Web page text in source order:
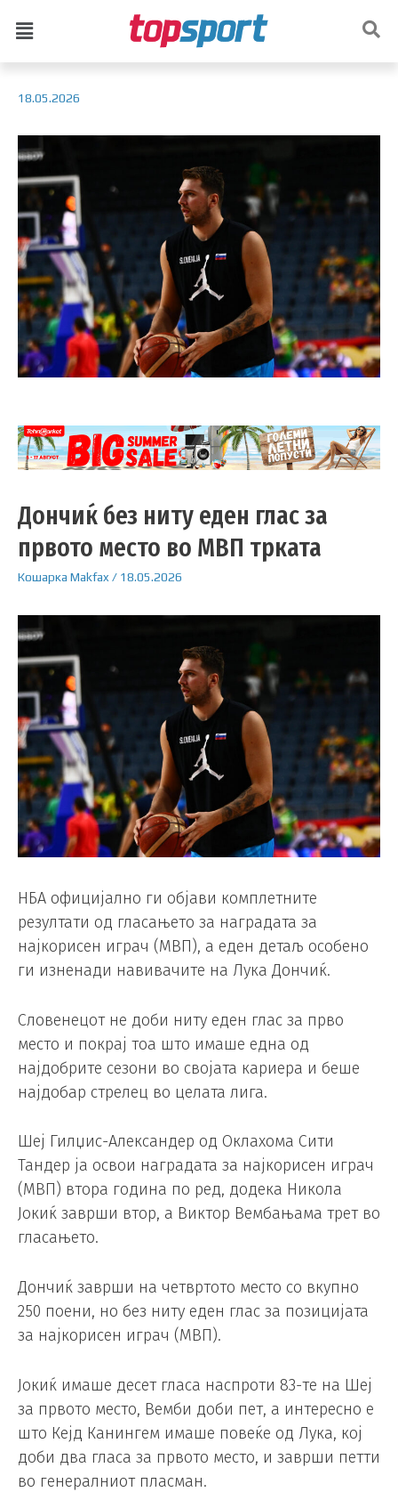
18.05.2026
Дончиќ без ниту еден глас за
првото место во МВП трката
Кошарка Makfax / 18.05.2026
НБА официјално ги објави комплетните
резултати од гласањето за наградата за
најкорисен играч (MВП), а еден детаљ особено
ги изненади навивачите на Лука Дончиќ.
Словенецот не доби ниту еден глас за прво
место и покрај тоа што имаше една од
најдобрите сезони во својата кариера и беше
најдобар стрелец во целата лига.
Шеј Гилџис-Александер од Оклахома Сити
Тандер ја освои наградата за најкорисен играч
(MВП) втора година по ред, додека Никола
Јокиќ заврши втор, а Виктор Вембањама трет во
гласањето.
Дончиќ заврши на четвртото место со вкупно
250 поени, но без ниту еден глас за позицијата
за најкорисен играч (MВП).
Јокиќ имаше десет гласа наспроти 83-те на Шеј
за првото место, Вемби доби пет, а интересно е
што Кејд Канингем имаше повеќе од Лука, кој
доби два гласа за првото место, и заврши петти
во генералниот пласман.